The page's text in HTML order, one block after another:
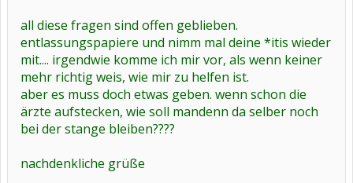
all diese fragen sind offen geblieben.
entlassungspapiere und nimm mal deine *itis wieder
mit.... irgendwie komme ich mir vor, als wenn keiner
mehr richtig weis, wie mir zu helfen ist.
aber es muss doch etwas geben. wenn schon die
ärzte aufstecken, wie soll mandenn da selber noch
bei der stange bleiben????
nachdenkliche grüße